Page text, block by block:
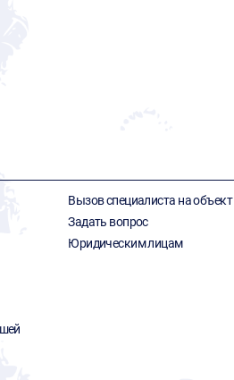
Вызов специалиста на объект
Задать вопрос
Юридическим лицам